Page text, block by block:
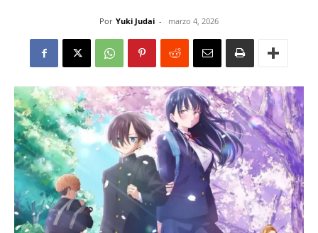
Por Yuki Judai - marzo 4, 2026